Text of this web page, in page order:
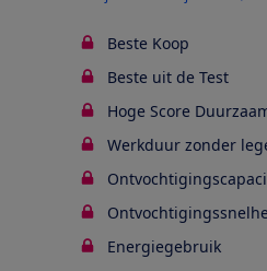
Beste Koop
Beste uit de Test
Hoge Score
Werkduur zonder
Energiegebruik